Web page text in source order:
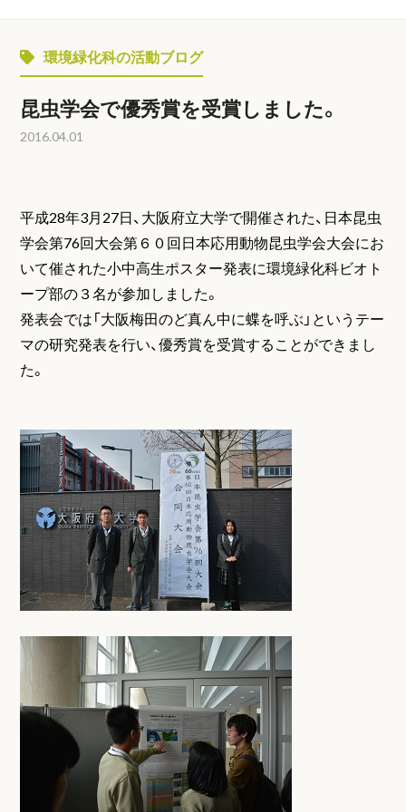
環境緑化科の活動ブログ
昆虫学会で優秀賞を受賞しました。
2016.04.01
平成28年3月 27日、大阪府立大学で開催された、日本昆虫
学会第76回大会第６０回日本応用動物昆虫学会大会にお
いて催された小中高生ポスター発表に環境緑化科ビオト
ープ部の３名が参加しました。
発表会では 「大阪梅田のど真ん中に蝶を呼ぶ」というテー
マの研究発表を行い、優秀賞を受賞することができまし
た。